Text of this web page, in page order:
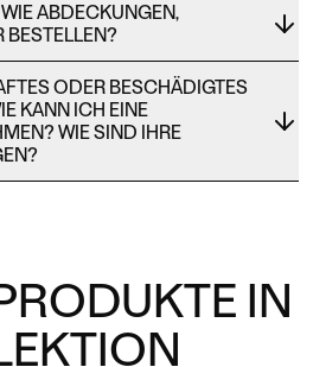
ABDECKUNGEN,
BESTELLEN?
ODER BESCHÄDIGTES
KANN ICH EINE
WIE SIND IHRE
IN